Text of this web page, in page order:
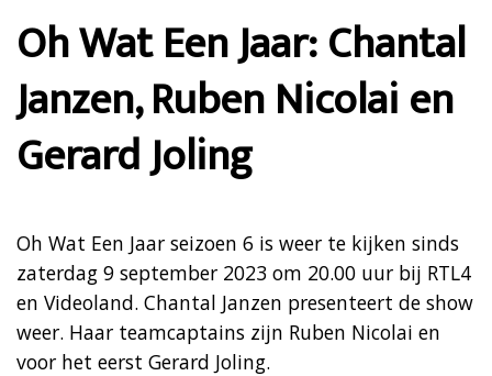
Oh Wat Een Jaar: Chantal
Janzen, Ruben Nicolai en
Gerard Joling
Oh Wat Een Jaar seizoen 6 is weer te kijken sinds
zaterdag 9 september 2023 om 20.00 uur bij RTL4
en Videoland. Chantal Janzen presenteert de show
weer. Haar teamcaptains zijn Ruben Nicolai en
voor het eerst Gerard Joling.